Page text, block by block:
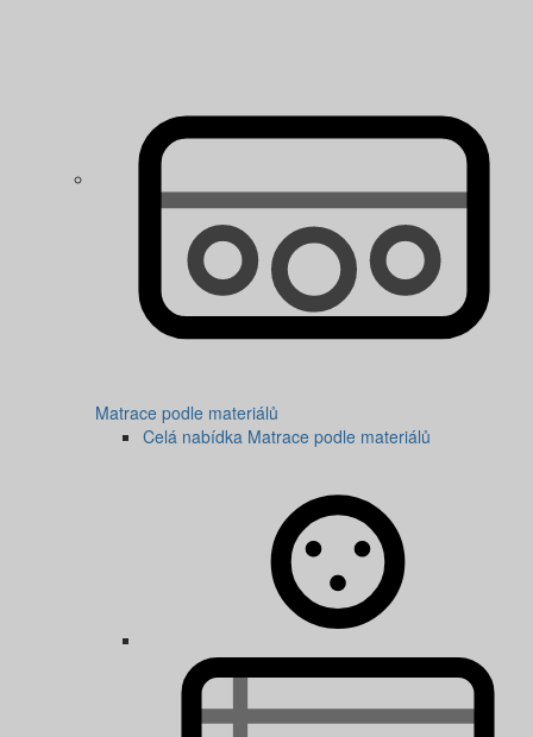
Matrace podle materiálů
Celá nabídka Matrace podle materiálů